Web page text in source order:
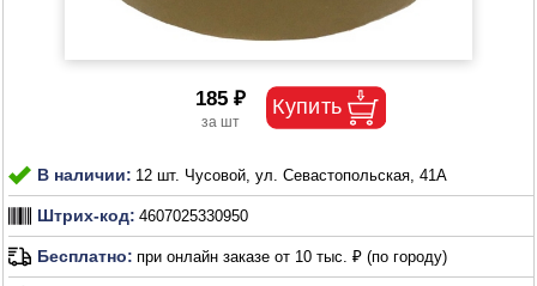
185 ₽
В наличии: 12 шт. Чусовой, ул. Севастопольская, 41А
Штрих-код: 4607025330950
Бесплатно: при онлайн заказе от 10 тыс. ₽ (по городу)